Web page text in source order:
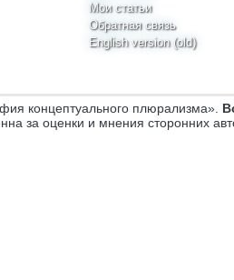
Мои статьи
Обратная связь
English version (old)
концептуального плюрализма».
за оценки и мнения сторонних